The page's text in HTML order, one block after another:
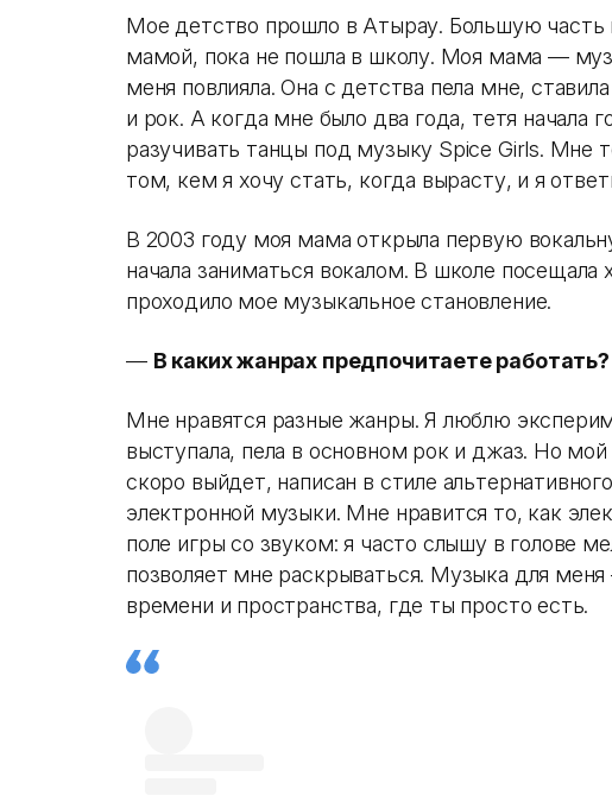
Мое детство прошло в Атырау. Большую часть
мамой, пока не пошла в школу. Моя мама —
меня повлияла. Она с детства пела мне,
и рок. А когда мне было два года, тетя начала
разучивать танцы под музыку Spice Girls. Мне
том, кем я хочу стать, когда вырасту, и я
В 2003 году моя мама открыла первую
начала заниматься вокалом. В школе
проходило мое музыкальное становление.
— В каких жанрах предпочитаете работать?
Мне нравятся разные жанры. Я люблю
выступала, пела в основном рок и джаз. Но
скоро выйдет, написан в стиле
электронной музыки. Мне нравится то, как
поле игры со звуком: я часто слышу в голове
позволяет мне раскрываться. Музыка для
времени и пространства, где ты просто есть.